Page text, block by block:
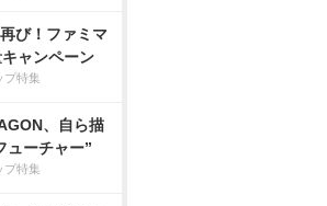
び！ファミマ
ャンペーン
プ特集
、自ら描
ューチャー”
プ特集